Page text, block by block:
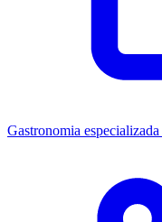
Gastronomia especializada